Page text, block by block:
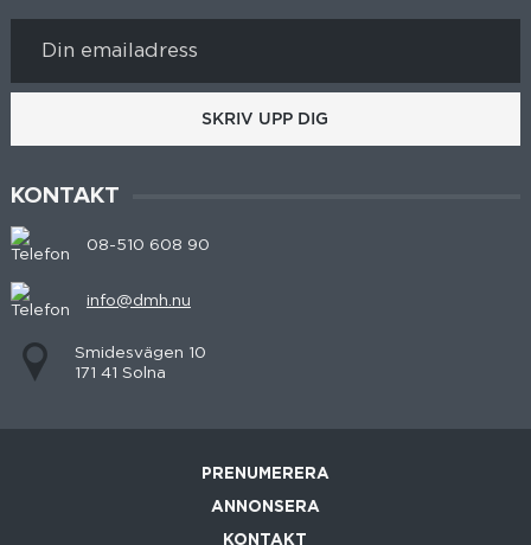
SKRIV UPP DIG
KONTAKT
08-510 608 90
info@dmh.nu
Smidesvägen 10
171 41 Solna
PRENUMERERA
ANNONSERA
KONTAKT